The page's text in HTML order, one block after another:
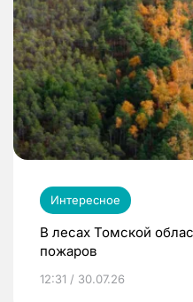
Интересное
В лесах Томской
пожаров
12:31 / 30.07.26